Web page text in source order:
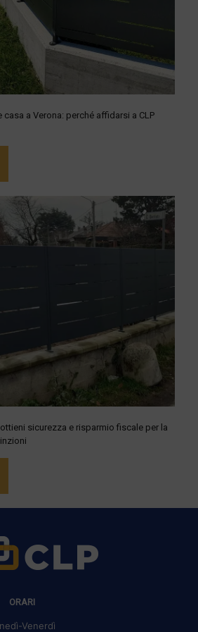
a Verona: perché affidarsi a CLP
sicurezza e risparmio fiscale per la
ORARI
Venerdì